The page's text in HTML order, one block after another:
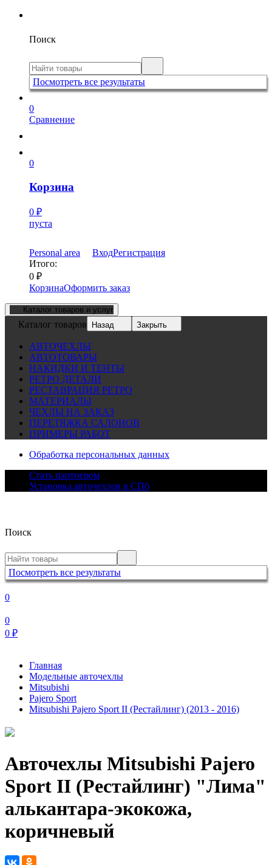
Поиск
Посмотреть все результаты
0
Сравнение
0
Корзина
0 ₽
пуста
Personal area ВходРегистрация
Итого:
0 ₽
КорзинаОформить заказ
Каталог товаров и услуг
Каталог товаров Назад Закрыть
АВТОЧЕХЛЫ
АВТОТОВАРЫ
НАКИДКИ И ТЕНТЫ
РЕТРО ДЕТАЛИ
РЕСТАВРАЦИЯ РЕТРО
МАТЕРИАЛЫ
ЧЕХЛЫ НА ЗАКАЗ
ПЕРЕТЯЖКА САЛОНОВ
ПРИМЕРЫ РАБОТ
Обработка персональных данных
Стать партнером
Установка авточехлов в СПб
Поиск
Посмотреть все результаты
0
0
0 ₽
Главная
Модельные авточехлы
Mitsubishi
Pajero Sport
Mitsubishi Pajero Sport II (Рестайлинг) (2013 - 2016)
Авточехлы Mitsubishi Pajero
Sport II (Рестайлинг) "Лима"
алькантара-экокожа,
коричневый